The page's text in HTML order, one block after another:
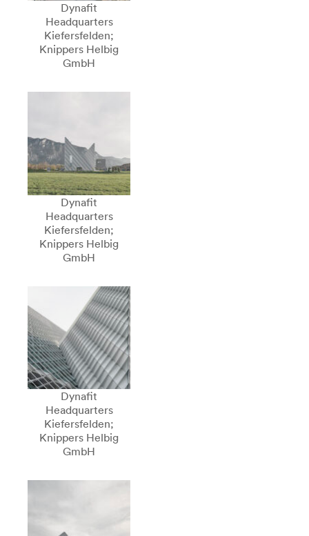
Dynafit
Headquarters
Kiefersfelden;
Knippers Helbig
GmbH
Dynafit
Headquarters
Kiefersfelden;
Knippers Helbig
GmbH
Dynafit
Headquarters
Kiefersfelden;
Knippers Helbig
GmbH